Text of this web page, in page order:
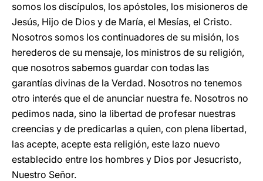
somos los discípulos, los apóstoles, los misioneros de
Jesús, Hijo de Dios y de María, el Mesías, el Cristo.
Nosotros somos los continuadores de su misión, los
herederos de su mensaje, los ministros de su religión,
que nosotros sabemos guardar con todas las
garantías divinas de la Verdad. Nosotros no tenemos
otro interés que el de anunciar nuestra fe. Nosotros no
pedimos nada, sino la libertad de profesar nuestras
creencias y de predicarlas a quien, con plena libertad,
las acepte, acepte esta religión, este lazo nuevo
establecido entre los hombres y Dios por Jesucristo,
Nuestro Señor.